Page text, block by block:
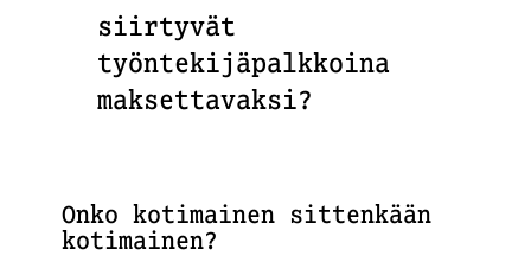
siirtyvät
työntekijäpalkkoina
maksettavaksi?
Onko kotimainen sittenkään
kotimainen?